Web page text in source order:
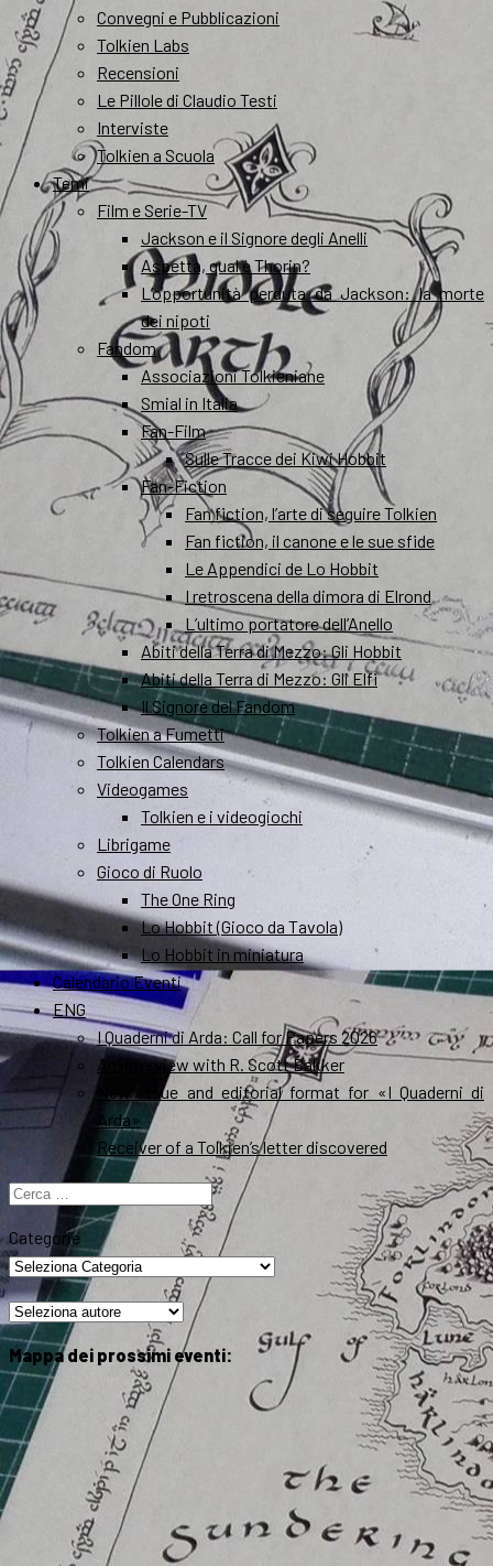
Convegni e Pubblicazioni
Tolkien Labs
Recensioni
Le Pillole di Claudio Testi
Interviste
Tolkien a Scuola
Temi
Film e Serie-TV
Jackson e il Signore degli Anelli
Aspetta, qual è Thorin?
L’opportunità perduta da Jackson: la morte
dei nipoti
Fandom
Associazioni Tolkieniane
Smial in Italia
Fan-Film
Sulle Tracce dei Kiwi Hobbit
Fan-Fiction
Fan fiction, l’arte di seguire Tolkien
Fan fiction, il canone e le sue sfide
Le Appendici de Lo Hobbit
I retroscena della dimora di Elrond
L’ultimo portatore dell’Anello
Abiti della Terra di Mezzo: Gli Hobbit
Abiti della Terra di Mezzo: Gli Elfi
Il Signore del Fandom
Tolkien a Fumetti
Tolkien Calendars
Videogames
Tolkien e i videogiochi
Librigame
Gioco di Ruolo
The One Ring
Lo Hobbit (Gioco da Tavola)
Lo Hobbit in miniatura
Calendario Eventi
ENG
I Quaderni di Arda: Call for Papers 2026
An interview with R. Scott Bakker
New Issue and editorial format for «I Quaderni di
Arda»
Receiver of a Tolkien’s letter discovered
Ricerca
Categorie
Mappa dei prossimi eventi: